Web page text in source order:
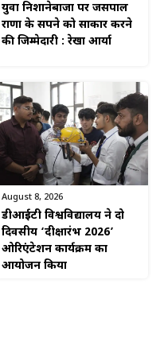
युवा निशानेबाजों पर जसपाल
राणा के सपने को साकार करने
की जिम्मेदारी : रेखा आर्या
August 8, 2026
डीआईटी विश्वविद्यालय ने दो
दिवसीय ‘दीक्षारंभ 2026’
ओरिएंटेशन कार्यक्रम का
आयोजन किया